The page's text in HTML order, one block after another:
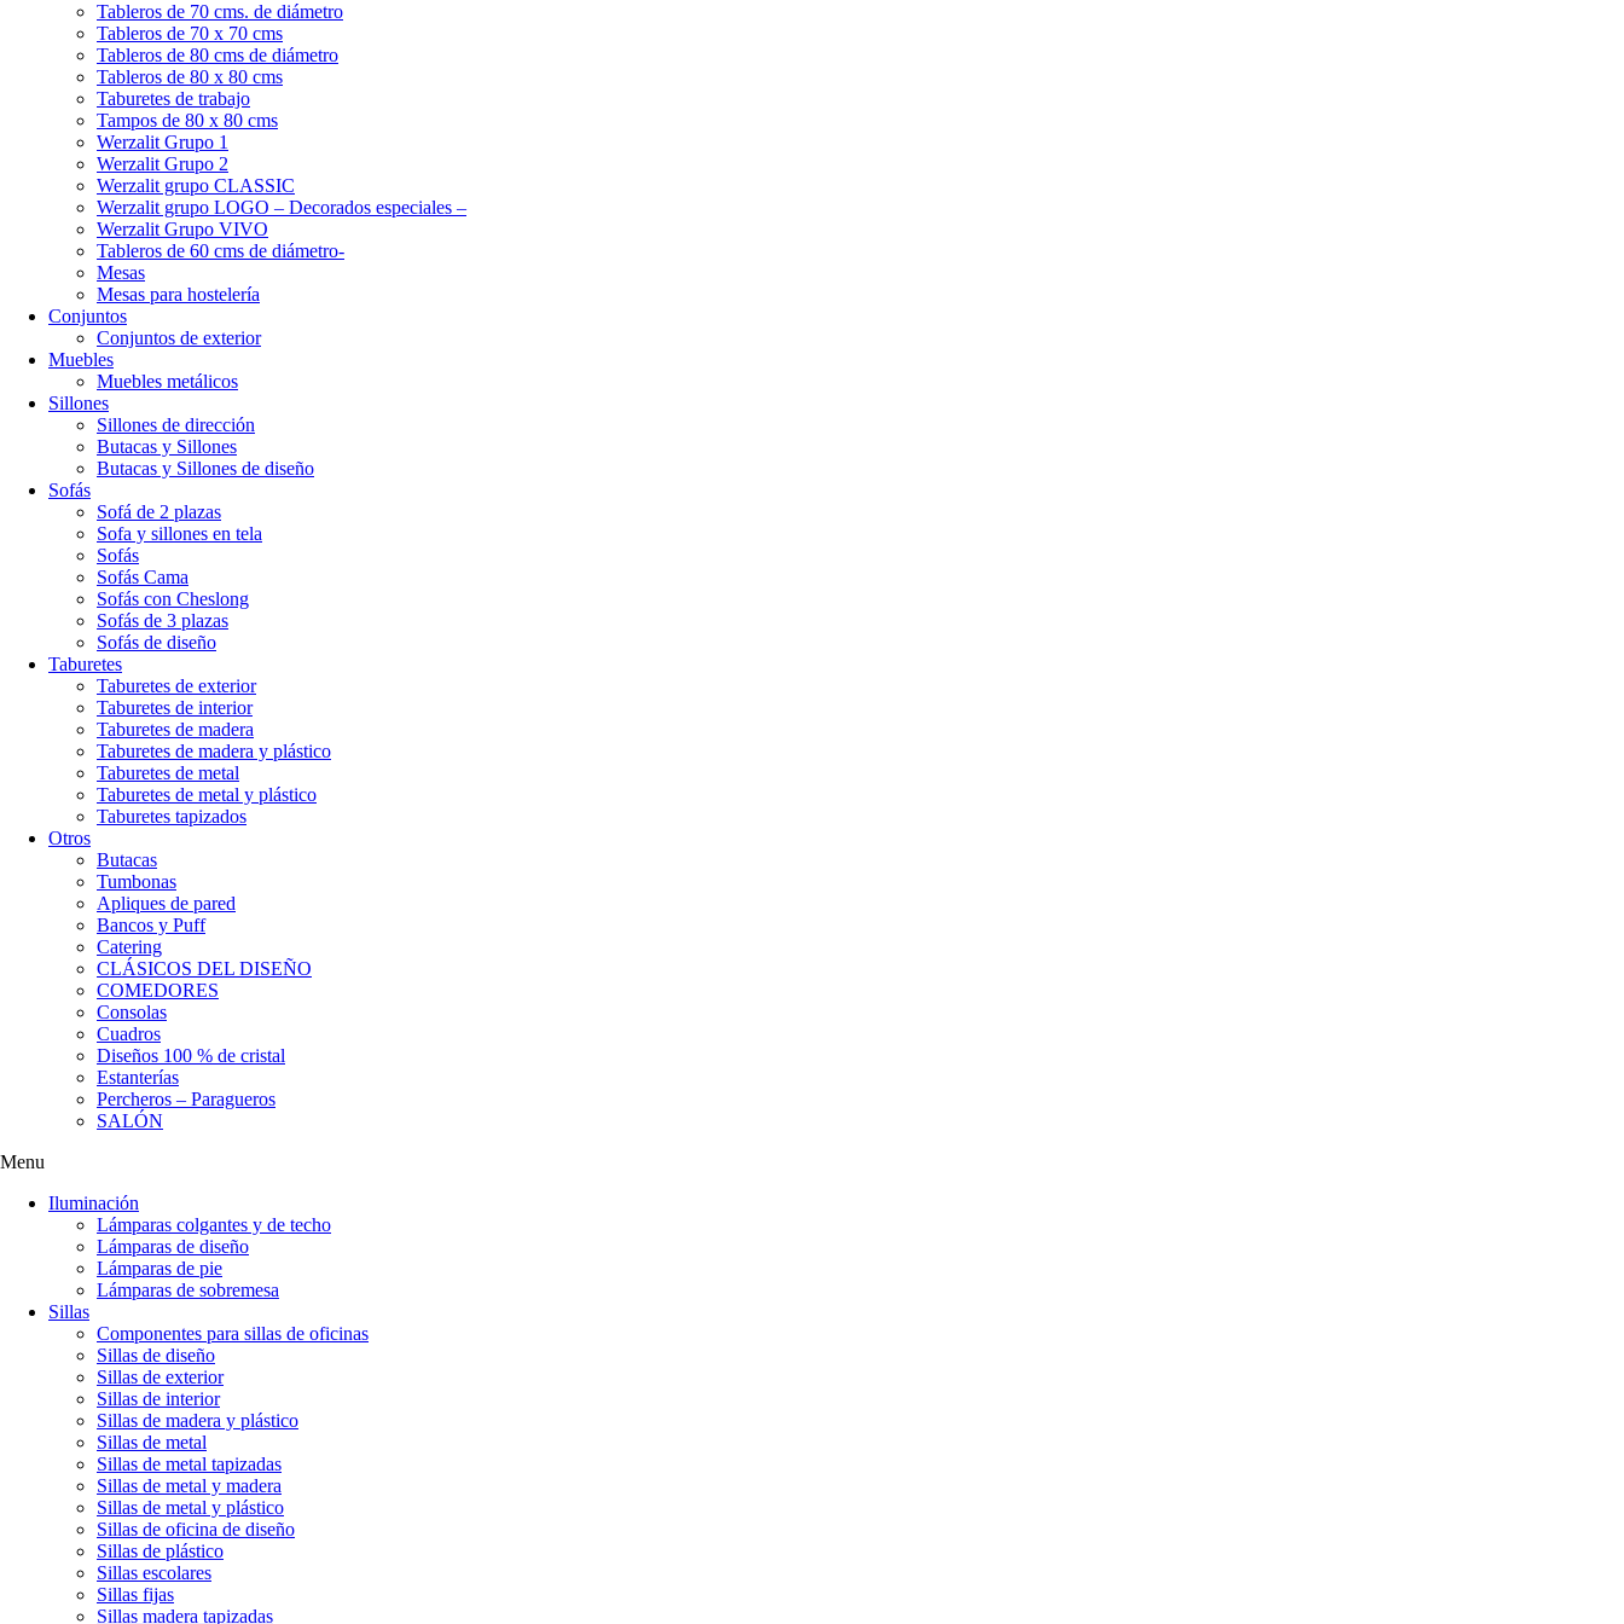
Tableros de 70 cms. de diámetro
Tableros de 70 x 70 cms
Tableros de 80 cms de diámetro
Tableros de 80 x 80 cms
Taburetes de trabajo
Tampos de 80 x 80 cms
Werzalit Grupo 1
Werzalit Grupo 2
Werzalit grupo CLASSIC
Werzalit grupo LOGO – Decorados especiales –
Werzalit Grupo VIVO
Tableros de 60 cms de diámetro-
Mesas
Mesas para hostelería
Conjuntos
Conjuntos de exterior
Muebles
Muebles metálicos
Sillones
Sillones de dirección
Butacas y Sillones
Butacas y Sillones de diseño
Sofás
Sofá de 2 plazas
Sofa y sillones en tela
Sofás
Sofás Cama
Sofás con Cheslong
Sofás de 3 plazas
Sofás de diseño
Taburetes
Taburetes de exterior
Taburetes de interior
Taburetes de madera
Taburetes de madera y plástico
Taburetes de metal
Taburetes de metal y plástico
Taburetes tapizados
Otros
Butacas
Tumbonas
Apliques de pared
Bancos y Puff
Catering
CLÁSICOS DEL DISEÑO
COMEDORES
Consolas
Cuadros
Diseños 100 % de cristal
Estanterías
Percheros – Paragueros
SALÓN
Menu
Iluminación
Lámparas colgantes y de techo
Lámparas de diseño
Lámparas de pie
Lámparas de sobremesa
Sillas
Componentes para sillas de oficinas
Sillas de diseño
Sillas de exterior
Sillas de interior
Sillas de madera y plástico
Sillas de metal
Sillas de metal tapizadas
Sillas de metal y madera
Sillas de metal y plástico
Sillas de oficina de diseño
Sillas de plástico
Sillas escolares
Sillas fijas
Sillas madera tapizadas